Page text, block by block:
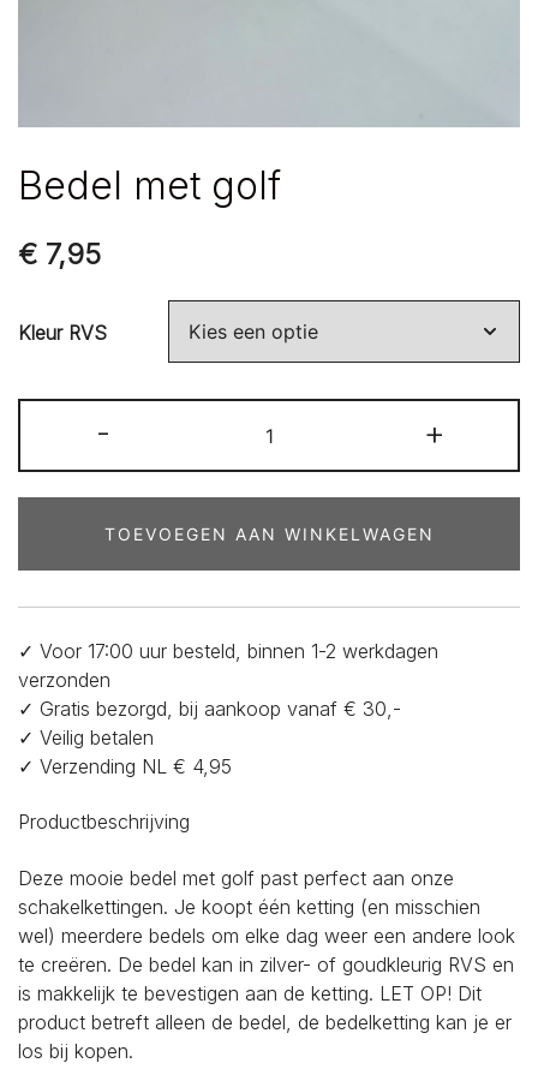
Bedel met golf
€ 7,95
Kleur RVS
-
met
golf
aantal
+
TOEVOEGEN AAN WINKELWAGEN
✓ Voor 17:00 uur besteld, binnen 1-2 werkdagen
verzonden
✓ Gratis bezorgd, bij aankoop vanaf € 30,-
✓ Veilig betalen
✓ Verzending NL € 4,95
Productbeschrijving
Deze mooie bedel met golf past perfect aan onze
schakelkettingen. Je koopt één ketting (en misschien
wel) meerdere bedels om elke dag weer een andere look
te creëren. De bedel kan in zilver- of goudkleurig RVS en
is makkelijk te bevestigen aan de ketting. LET OP! Dit
product betreft alleen de bedel, de bedelketting kan je er
los bij kopen.